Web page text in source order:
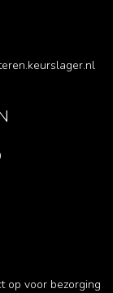
op voor bezorging